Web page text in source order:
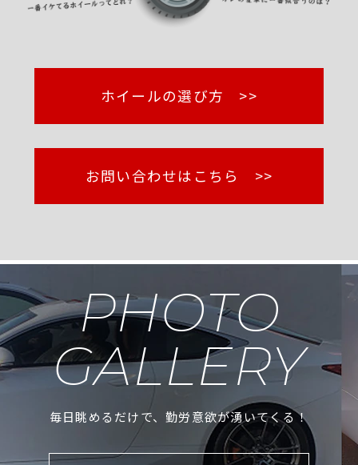
ホイールの選び方 >>
お問い合わせはこちら >>
PHOTO
GALLERY
毎日眺めるだけで、勤労意欲が湧いてくる！